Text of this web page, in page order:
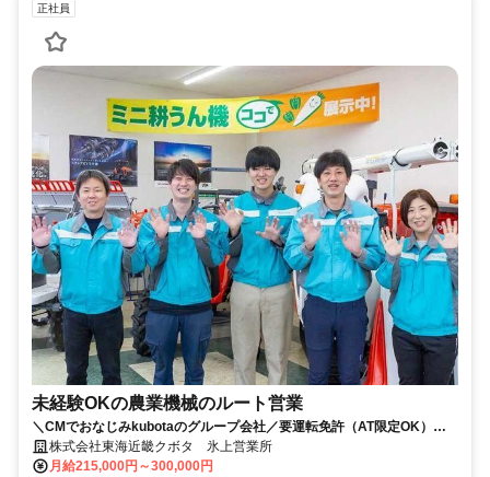
正社員
未経験OKの農業機械のルート営業
＼CMでおなじみkubotaのグループ会社／要運転免許（AT限定OK）テ
レアポ＆飛び込み一切ナシ！
株式会社東海近畿クボタ 氷上営業所
月給215,000円～300,000円